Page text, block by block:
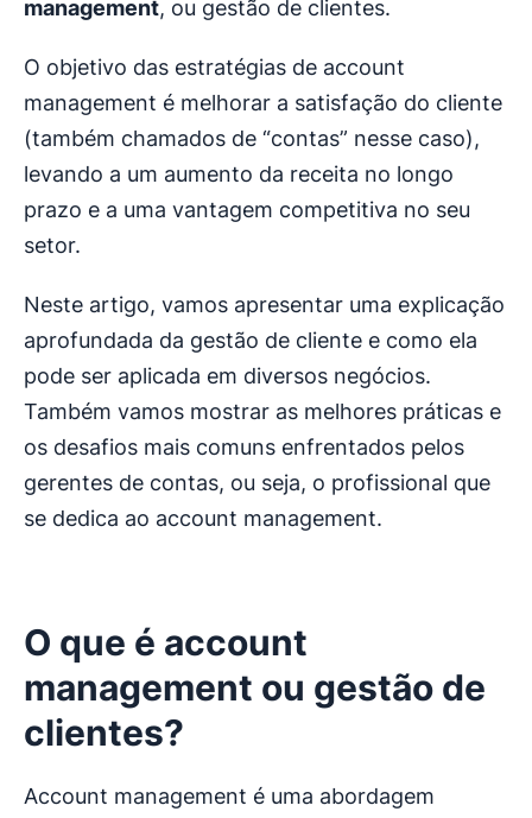
management, ou gestão de clientes.
O objetivo das estratégias de account
management é melhorar a satisfação do cliente
(também chamados de “contas” nesse caso),
levando a um aumento da receita no longo
prazo e a uma vantagem competitiva no seu
setor.
Neste artigo, vamos apresentar uma explicação
aprofundada da gestão de cliente e como ela
pode ser aplicada em diversos negócios.
Também vamos mostrar as melhores práticas e
os desafios mais comuns enfrentados pelos
gerentes de contas, ou seja, o profissional que
se dedica ao account management.
O que é account
management ou gestão de
clientes?
Account management é uma abordagem